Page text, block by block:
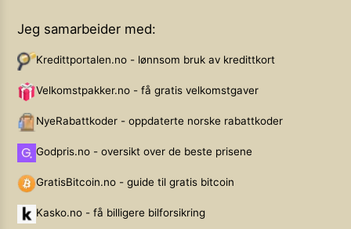
Jeg samarbeider med:
Kredittportalen.no - lønnsom bruk av kredittkort
Velkomstpakker.no - få gratis velkomstgaver
NyeRabattkoder - oppdaterte norske rabattkoder
Godpris.no - oversikt over de beste prisene
GratisBitcoin.no - guide til gratis bitcoin
Kasko.no - få billigere bilforsikring